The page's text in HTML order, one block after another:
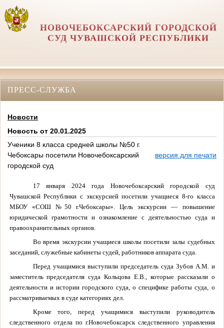
НОВОЧЕБОКСАРСКИЙ ГОРОДСКОЙ
СУД ЧУВАШСКОЙ РЕСПУБЛИКИ
ПРЕСС-СЛУЖБА
Новости
Новость от 20.01.2025
Ученики 8 класса средней школы №50 г.
Чебоксары посетили Новочебоксарский
городской суд
версия для печати
17 января 2024 года Новочебоксарский городской суд
Чувашской Республики с экскурсией посетили учащиеся 8-го класса
МБОУ «СОШ №50 г.Чебоксары». Цель экскурсии — повышение
юридической грамотности и ознакомление с деятельностью суда и
правоохранительных органов.
Во время экскурсии учащиеся школы посетили залы судебных
заседаний, служебные кабинеты судей, работников аппарата суда.
Перед учащимися выступили председатель суда Зубов А.М. и
заместитель председателя суда Кольцова Е.В., которые рассказали о
деятельности и истории городского суда, о специфике работы суда, о
рассматриваемых в суде категориях дел.
Кроме того, перед учащимися выступили руководитель
следственного отдела по г.Новочебоксарск следственного управления